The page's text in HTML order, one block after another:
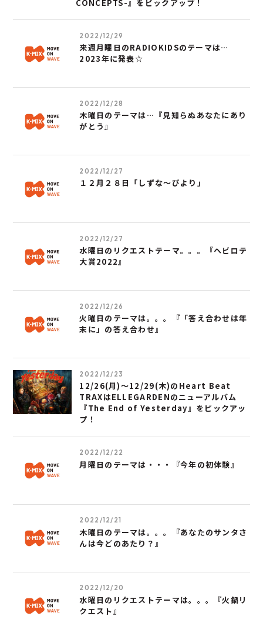
CONCEPTS-』をピックアップ！
2022/12/29
来週月曜日のRADIOKIDSのテーマは…
2023年に発表☆
2022/12/28
木曜日のテーマは…『見知らぬあなたにあり
がとう』
2022/12/27
１２月２８日「しずな～びより」
2022/12/27
水曜日のリクエストテーマ。。。『ヘビロテ
大賞2022』
2022/12/26
火曜日のテーマは。。。『「答え合わせは年
末に」の答え合わせ』
2022/12/23
12/26(月)～12/29(木)のHeart Beat
TRAXはELLEGARDENのニューアルバム
『The End of Yesterday』をピックアッ
プ！
2022/12/22
月曜日のテーマは・・・『今年の初体験』
2022/12/21
木曜日のテーマは。。。『あなたのサンタさ
んは今どのあたり？』
2022/12/20
水曜日のリクエストテーマは。。。『火鍋リ
クエスト』